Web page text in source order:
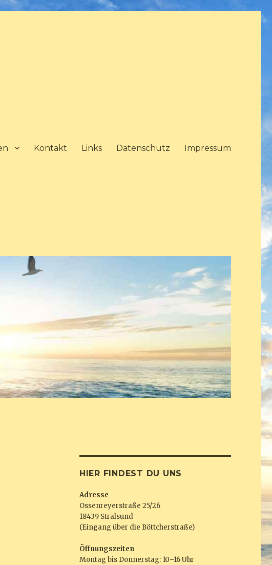
Kontakt Links Datenschutz Impressum
HIER FINDEST DU UNS
Adresse
Ossenreyerstraße 25/26
18439 Stralsund
(Eingang über die Böttcherstraße)
Öffnungszeiten
Montag bis Donnerstag: 10–16 Uhr